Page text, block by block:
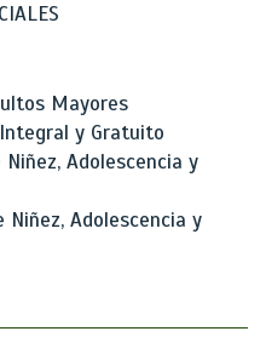
Mayores
y Gratuito
Adolescencia y
Adolescencia y